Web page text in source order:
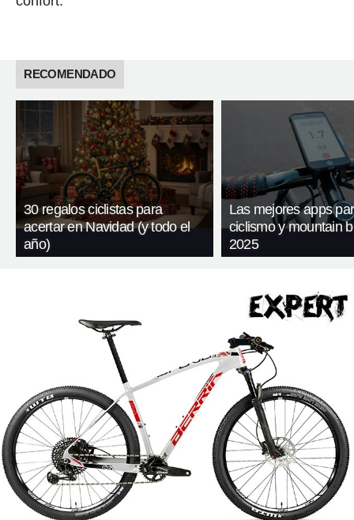
RECOMENDADO
30 regalos ciclistas para
acertar en Navidad (y todo el
año)
Las mejores apps
ciclismo y mountain
2025